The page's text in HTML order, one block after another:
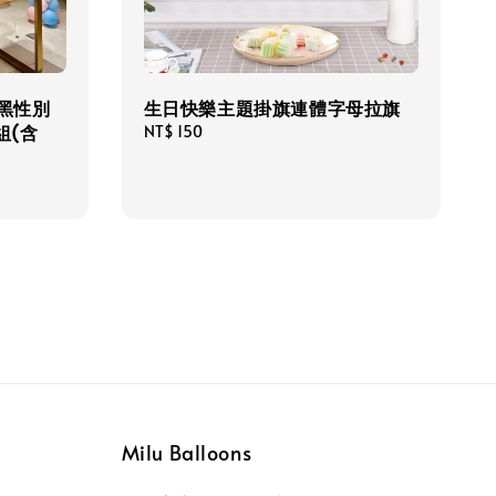
性別
(含
生日快樂主題掛旗連體字母拉旗
Regular
NT$ 150
Milu Balloons